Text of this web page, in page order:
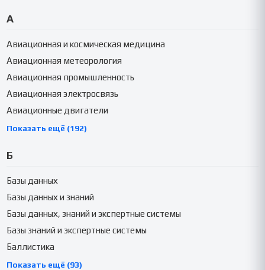
А
Авиационная и космическая медицина
Авиационная метеорология
Авиационная промышленность
Авиационная электросвязь
Авиационные двигатели
Показать ещё (192)
Б
Базы данных
Базы данных и знаний
Базы данных, знаний и экспертные системы
Базы знаний и экспертные системы
Баллистика
Показать ещё (93)